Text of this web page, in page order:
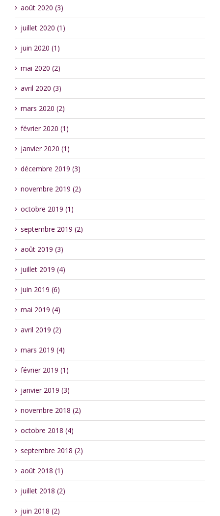
août 2020 (3)
juillet 2020 (1)
juin 2020 (1)
mai 2020 (2)
avril 2020 (3)
mars 2020 (2)
février 2020 (1)
janvier 2020 (1)
décembre 2019 (3)
novembre 2019 (2)
octobre 2019 (1)
septembre 2019 (2)
août 2019 (3)
juillet 2019 (4)
juin 2019 (6)
mai 2019 (4)
avril 2019 (2)
mars 2019 (4)
février 2019 (1)
janvier 2019 (3)
novembre 2018 (2)
octobre 2018 (4)
septembre 2018 (2)
août 2018 (1)
juillet 2018 (2)
juin 2018 (2)